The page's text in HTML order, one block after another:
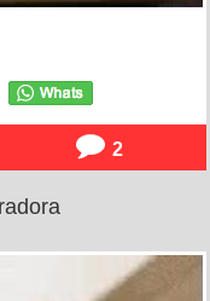
2